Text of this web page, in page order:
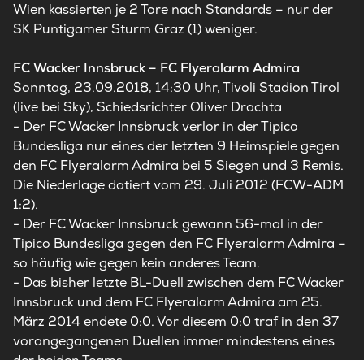
Wien kassierten je 2 Tore nach Standards – nur der
SK Puntigamer Sturm Graz (1) weniger.
FC Wacker Innsbruck – FC Flyeralarm Admira
Sonntag, 23.09.2018, 14:30 Uhr, Tivoli Stadion Tirol
(live bei Sky), Schiedsrichter Oliver Drachta
- Der FC Wacker Innsbruck verlor in der Tipico
Bundesliga nur eines der letzten 9 Heimspiele gegen
den FC Flyeralarm Admira bei 5 Siegen und 3 Remis.
Die Niederlage datiert vom 29. Juli 2012 (FCW-ADM
1:2).
- Der FC Wacker Innsbruck gewann 56-mal in der
Tipico Bundesliga gegen den FC Flyeralarm Admira –
so häufig wie gegen kein anderes Team.
- Das bisher letzte BL-Duell zwischen dem FC Wacker
Innsbruck und dem FC Flyeralarm Admira am 25.
März 2014 endete 0:0. Vor diesem 0:0 traf in den 37
vorangegangenen Duellen immer mindestens eines